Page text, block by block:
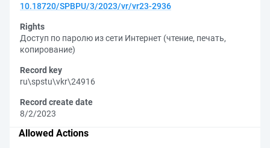
10.18720/SPBPU/3/2023/vr/vr23-2936
Rights
Доступ по паролю из сети Интернет (чтение, печать,
копирование)
Record key
ru\spstu\vkr\24916
Record create date
8/2/2023
Allowed Actions